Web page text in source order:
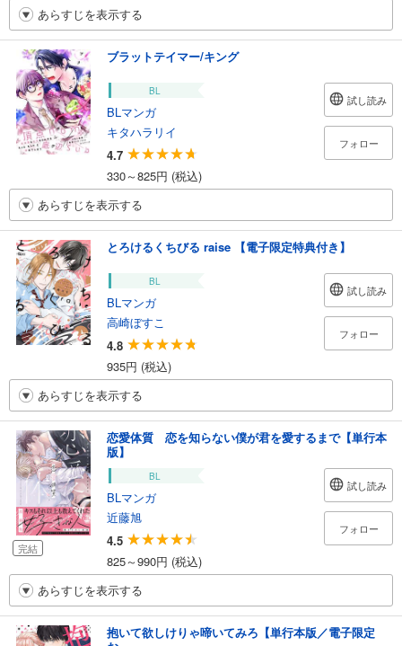
あらすじを表示する
ブラットテイマー/キング
BL
BLマンガ
キタハラリイ
4.7
330～825円 (税込)
試し読み
フォロー
あらすじを表示する
とろけるくちびる raise 【電子限定特典付き】
BL
BLマンガ
高崎ぼすこ
4.8
935円 (税込)
試し読み
フォロー
あらすじを表示する
完結
恋愛体質 恋を知らない僕が君を愛するまで【単行本
版】
BL
BLマンガ
近藤旭
4.5
825～990円 (税込)
試し読み
フォロー
あらすじを表示する
抱いて欲しけりゃ啼いてみろ【単行本版／電子限定